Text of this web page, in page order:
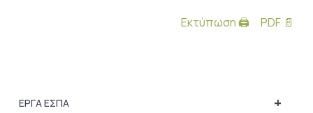
Εκτύπωση 🖨
PDF 📄
+
ΕΡΓΑ ΕΣΠΑ